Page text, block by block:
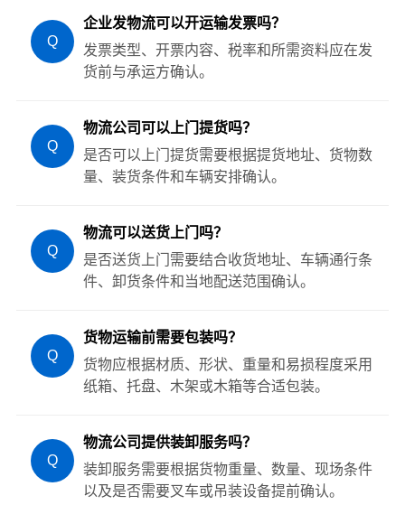
Q
企业发物流可以开运输发票吗？
发票类型、开票内容、税率和所需资料应在发
货前与承运方确认。
Q
物流公司可以上门提货吗？
是否可以上门提货需要根据提货地址、货物数
量、装货条件和车辆安排确认。
Q
物流可以送货上门吗？
是否送货上门需要结合收货地址、车辆通行条
件、卸货条件和当地配送范围确认。
Q
货物运输前需要包装吗？
货物应根据材质、形状、重量和易损程度采用
纸箱、托盘、木架或木箱等合适包装。
Q
物流公司提供装卸服务吗？
装卸服务需要根据货物重量、数量、现场条件
以及是否需要叉车或吊装设备提前确认。